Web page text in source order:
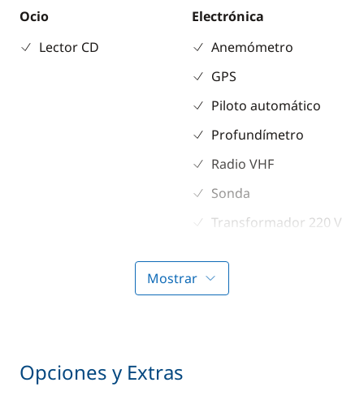
Ocio
Lector CD
Electrónica
Anemómetro
GPS
Piloto automático
Profundímetro
Radio VHF
Sonda
Transformador 220 V
Escalera de baño
Comodidad
Mostrar
Opciones y Extras